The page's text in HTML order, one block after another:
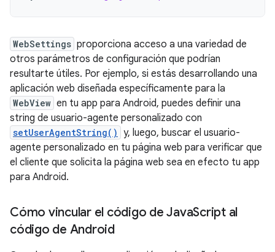
WebSettings proporciona acceso a una variedad de
otros parámetros de configuración que podrían
resultarte útiles. Por ejemplo, si estás desarrollando una
aplicación web diseñada específicamente para la
WebView en tu app para Android, puedes definir una
string de usuario-agente personalizado con
setUserAgentString() y, luego, buscar el usuario-
agente personalizado en tu página web para verificar que
el cliente que solicita la página web sea en efecto tu app
para Android.
Cómo vincular el código de JavaScript al
código de Android